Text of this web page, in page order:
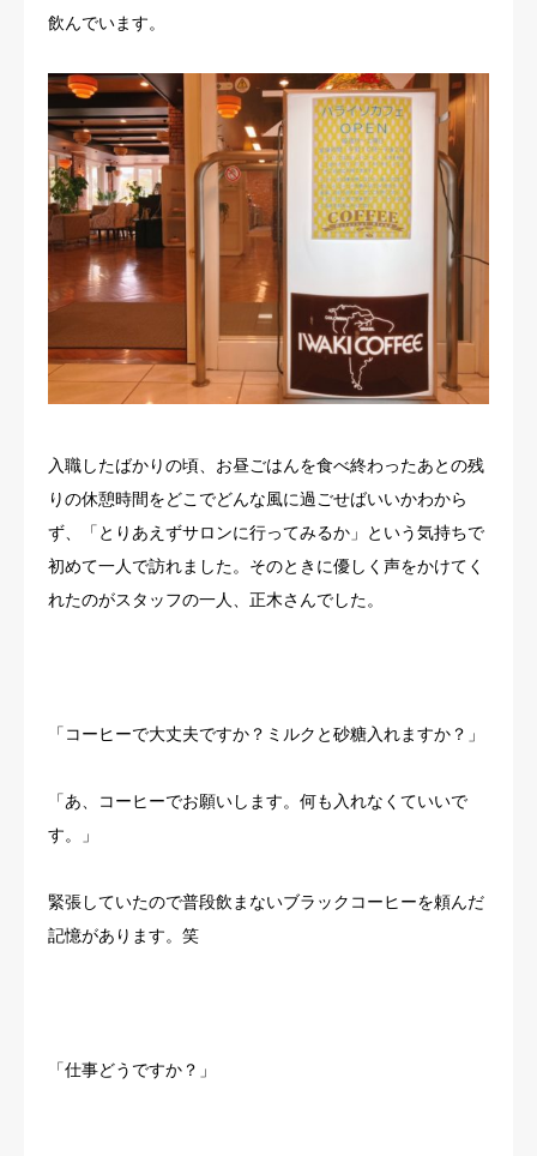
飲んでいます。
入職したばかりの頃、お昼ごはんを食べ終わったあとの残
りの休憩時間をどこでどんな風に過ごせばいいかわから
ず、「とりあえずサロンに行ってみるか」という気持ちで
初めて一人で訪れました。そのときに優しく声をかけてく
れたのがスタッフの一人、正木さんでした。
「コーヒーで大丈夫ですか？ミルクと砂糖入れますか？」
「あ、コーヒーでお願いします。何も入れなくていいで
す。」
緊張していたので普段飲まないブラックコーヒーを頼んだ
記憶があります。笑
「仕事どうですか？」